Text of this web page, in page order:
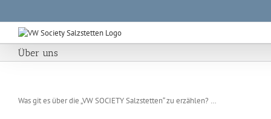
springen
Über uns
Was git es über die „VW SOCIETY Salzstetten“ zu erzählen? …